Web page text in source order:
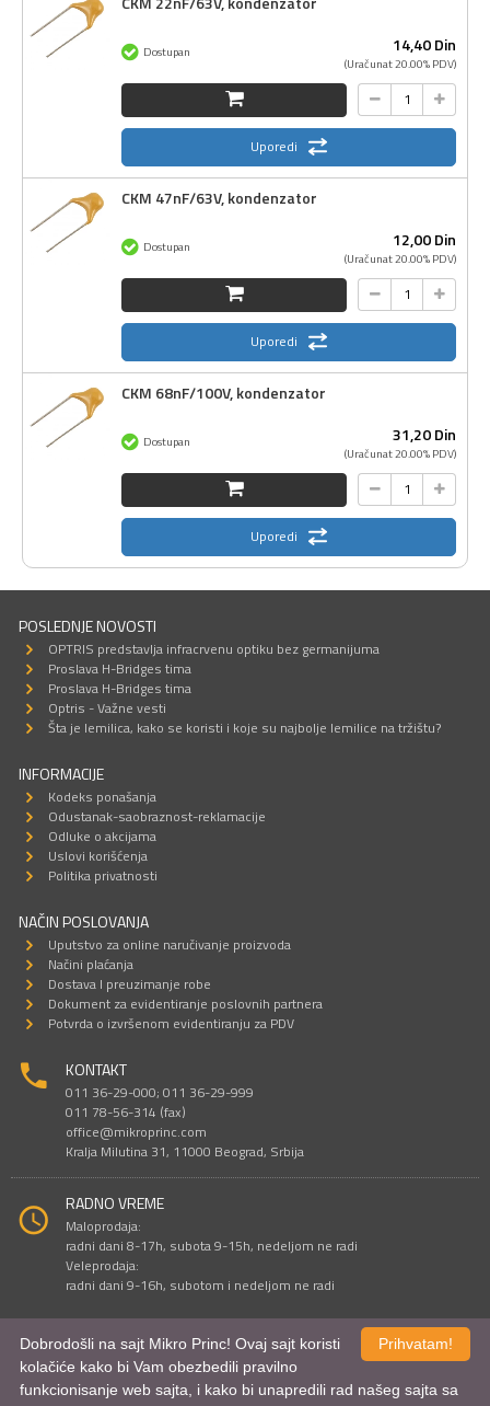
14,40Din
(Uračunat 20.00% PDV)
Dostupan
Uporedi
CKM 47nF/63V, kondenzator
12,00Din
(Uračunat 20.00% PDV)
Dostupan
Uporedi
CKM 68nF/100V, kondenzator
31,20Din
(Uračunat 20.00% PDV)
Dostupan
Uporedi
POSLEDNJE NOVOSTI
OPTRIS predstavlja infracrvenu optiku bez germanijuma
Proslava H-Bridges tima
Proslava H-Bridges tima
Optris - Važne vesti
Šta je lemilica, kako se koristi i koje su najbolje lemilice na tržištu?
INFORMACIJE
Kodeks ponašanja
Odustanak-saobraznost-reklamacije
Odluke o akcijama
Uslovi korišćenja
Politika privatnosti
NAČIN POSLOVANJA
Uputstvo za online naručivanje proizvoda
Načini plaćanja
Dostava I preuzimanje robe
Dokument za evidentiranje poslovnih partnera
Potvrda o izvršenom evidentiranju za PDV
KONTAKT
011 36-29-000; 011 36-29-999
011 78-56-314 (fax)
office@mikroprinc.com
Kralja Milutina 31, 11000 Beograd, Srbija
RADNO VREME
Maloprodaja:
radni dani 8-17h, subota 9-15h, nedeljom ne radi
Veleprodaja:
radni dani 9-16h, subotom i nedeljom ne radi
Sve cene su iskazane u dinarima. PDV je uračunat u cenu.
© Mikro Princ 1999 - 2026. Sva prava su zadržana.
Kreirao*nbgcreator |Izdrada Internet prodavnice, Izrada sajtai mobilnih
Prihvatam!
Dobrodošli na sajt Mikro Princ! Ovaj sajt koristi
kolačiće kako bi Vam obezbedili pravilno
funkcionisanje web sajta, i kako bi unapredili rad našeg sajta sa